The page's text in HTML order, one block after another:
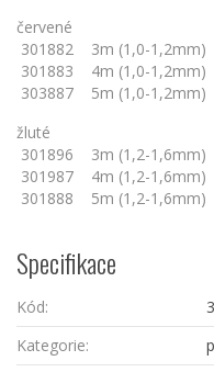
červené
301882 3m (1,0-
301883 4m (1,0-
303887 5m (1,0-
žluté
301896 3m (1,2-
301987 4m (1,2-
301888 5m (1,2-
Specifikace
Kód:
Kategorie: